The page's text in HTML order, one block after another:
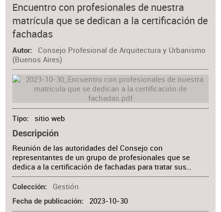
Encuentro con profesionales de nuestra
matrícula que se dedican a la certificación de
fachadas
Autor
Consejo Profesional de Arquitectura y Urbanismo
(Buenos Aires)
Tipo sitio web
Descripción
Reunión de las autoridades del Consejo con
representantes de un grupo de profesionales que se
dedica a la certificación de fachadas para tratar sus…
Colección Gestión
Fecha de publicación 2023-10-30